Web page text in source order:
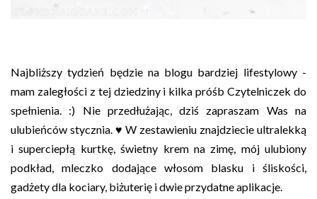
Najbliższy tydzień będzie na blogu bardziej lifestylowy -
mam zaległości z tej dziedziny i kilka próśb Czytelniczek do
spełnienia. :) Nie przedłużając, dziś zapraszam Was na
ulubieńców stycznia. ♥ W zestawieniu znajdziecie ultralekką
i superciepłą kurtkę, świetny krem na zimę, mój ulubiony
podkład, mleczko dodające włosom blasku i śliskości,
gadżety dla kociary, biżuterię i dwie przydatne aplikacje.